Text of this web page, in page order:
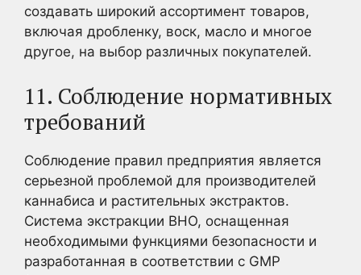
создавать широкий ассортимент товаров,
включая дробленку, воск, масло и многое
другое, на выбор различных покупателей.
11. Соблюдение нормативных
требований
Соблюдение правил предприятия является
серьезной проблемой для производителей
каннабиса и растительных экстрактов.
Система экстракции BHO, оснащенная
необходимыми функциями безопасности и
разработанная в соответствии с GMP